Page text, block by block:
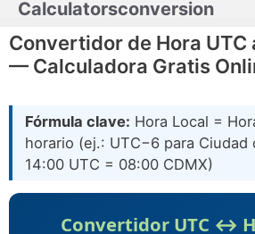
Saltar
contenido
Calculatorsconversion
Convertidor de Hora UTC
— Calculadora Gratis
Fórmula clave: Hora Local =
horario (ej.: UTC−6 para
14:00 UTC = 08:00 CDMX)
Convertidor UTC ↔